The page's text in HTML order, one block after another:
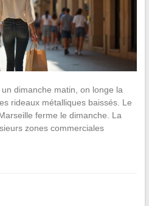
dimanche matin, on longe la
rideaux métalliques baissés. Le
ferme le dimanche. La
zones commerciales